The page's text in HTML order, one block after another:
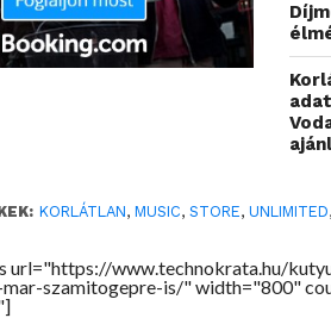
KORLÁTLAN,MUSIC,STORE,UNLIMITED
url="https://www.technokrata.hu/
mar-szamitogepre-is/" width="800"